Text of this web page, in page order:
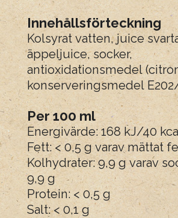
Innehållsförteckning
Kolsyrat vatten, juice
äppeljuice, socker,
antioxidationsmedel
konserveringsmedel
Per 100 ml
Energivärde: 168 kJ/40
Fett: < 0,5 g varav mättat
Kolhydrater: 9,9 g varav
9,9 g
Protein: < 0,5 g
Salt: < 0,1 g